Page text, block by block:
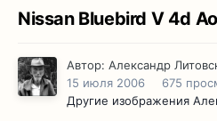
Nissan Bluebird V 4d
Автор: Александр
15 июля 2006
675
Другие изображения